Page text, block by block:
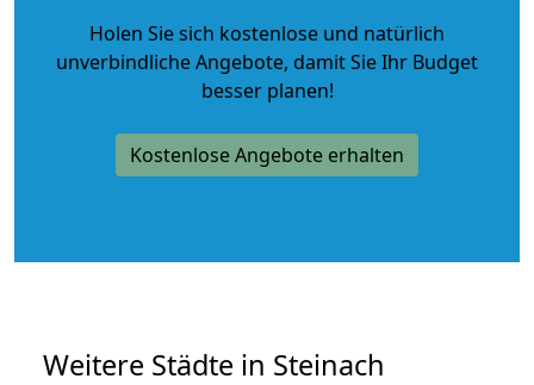
Holen Sie sich kostenlose und natürlich
unverbindliche Angebote, damit Sie Ihr Budget
besser planen!
Kostenlose Angebote erhalten
Weitere Städte in Steinach